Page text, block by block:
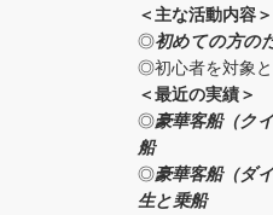
＜主な活動内容＞
◎初めての方の
◎初心者を対象
＜最近の実績＞
◎豪華客船（ク
船
◎豪華客船（ダ
生と乗船